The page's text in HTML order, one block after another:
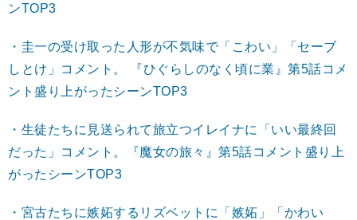
ンTOP3
・圭一の受け取った人形が不気味で「こわい」「セーブ
しとけ」コメント。 『ひぐらしのなく頃に業』第5話コメ
ント盛り上がったシーンTOP3
・生徒たちに見送られて旅立つイレイナに「いい最終回
だった」コメント。『魔女の旅々』第5話コメント盛り上
がったシーンTOP3
・宮古たちに嫉妬するリズベットに「嫉妬」「かわい